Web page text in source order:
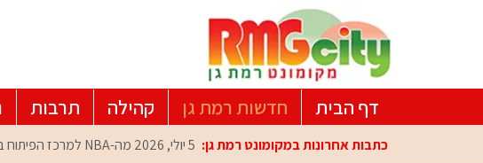
דף הבית חדשות רמת גן קהילה תרבות
כתבות אחרונות במקומונט רמת גן: 5 יולי, 2026 מה-NBA למרכז הפיתוח ברמת גן: עומרי כספי במפגש הוקרה מיוחד